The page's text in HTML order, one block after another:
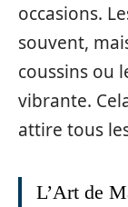
occasions.
souvent,
coussins ou
vibrante.
attire tous
L’Art de